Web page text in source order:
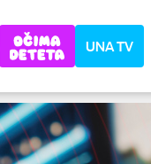
UNA TV